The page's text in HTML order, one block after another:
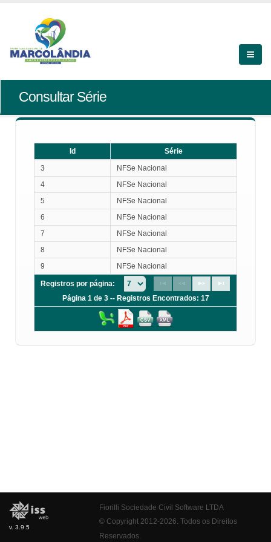
Consultar Série
Id
Série
Série
3
NFSe Nacional
4
NFSe Nacional
5
NFSe Nacional
6
NFSe Nacional
7
NFSe Nacional
8
NFSe Nacional
9
NFSe Nacional
Registros por página:
Página 1 de 3 -- Registros Encontrados: 17
v. 3.9.5
Fiorilli Sociedade Civil Software LTDA
© Copyright 2012-2026. Todos os Direitos
Reservados.